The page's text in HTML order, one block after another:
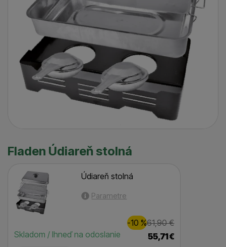
Fladen Údiareň stolná
Dostupnosť
Skladom / Ihneď na odoslanie
Údiareň stolná
Parametre
Pôvodná
61,90€
Zľava
6,00€
(
-10 %
)
55,71€